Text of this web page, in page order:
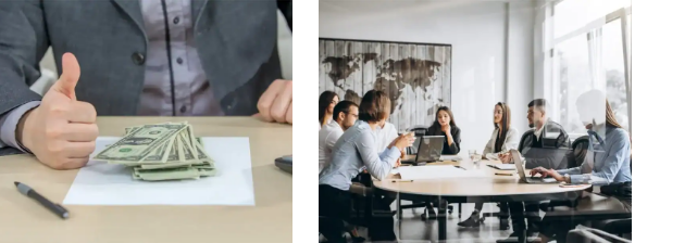
Windykacja karna to proces
odzyskiwania należności,
który może być stosowany
w przypadkach, gdy dłużnik
nie wywiązuje się z obowiązków
finansowych wobec
wierzyciela…
Windykacja karna to proces
odzyskiwania należności,
który może być stosowany
w przypadkach, gdy dłużnik
nie wywiązuje się z obowiązków
finansowych wobec
wierzyciela…